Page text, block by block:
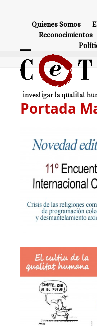
Quienes Somos
Reconocimientos
Open
mobile
menu
Close
mobile
menu
Portada